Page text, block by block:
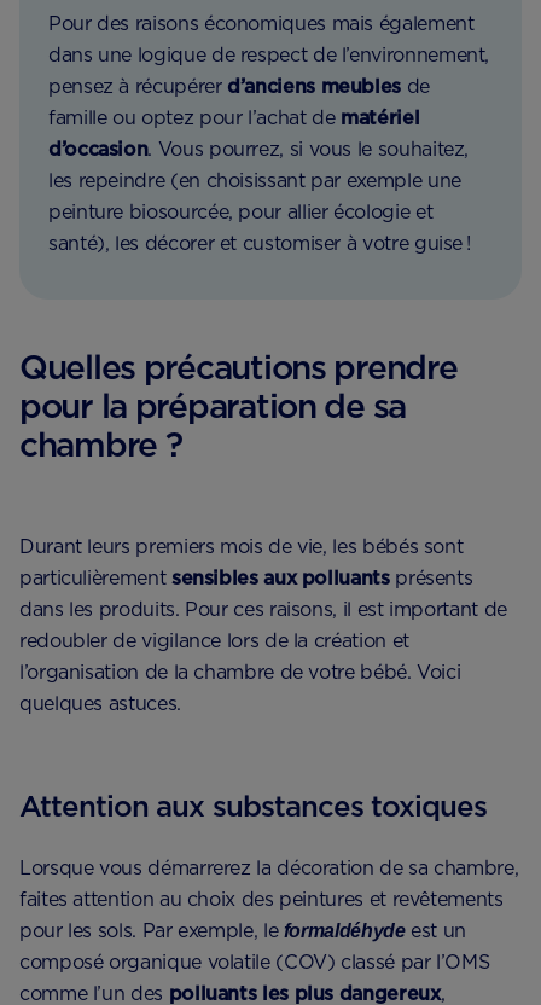
Pour des raisons économiques mais également
dans une logique de respect de l’environnement,
pensez à récupérer d’anciens meubles de
famille ou optez pour l’achat de matériel
d’occasion. Vous pourrez, si vous le souhaitez,
les repeindre (en choisissant par exemple une
peinture biosourcée, pour allier écologie et
santé), les décorer et customiser à votre guise !
Quelles précautions prendre
pour la préparation de sa
chambre ?
Durant leurs premiers mois de vie, les bébés sont
particulièrement sensibles aux polluantsprésents
dans les produits. Pour ces raisons, il est important de
redoubler de vigilance lors de la création et
l’organisation de la chambre de votre bébé. Voici
quelques astuces.
Attention aux substances toxiques
Lorsque vous démarrerez la décoration de sa chambre,
faites attention au choix des peintures et revêtements
pour les sols. Par exemple, le formaldéhyde est un
composé organique volatile (COV) classé par l’OMS
comme l’un des polluants les plus dangereux,